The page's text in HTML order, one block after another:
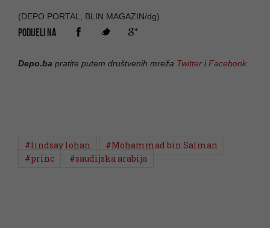
(DEPO PORTAL, BLIN MAGAZIN/dg)
PODIJELI NA
Depo.ba pratite putem društvenih mreža Twitter iFacebook
#lindsay lohan
#Mohammad bin Salman
#princ
#saudijska arabija